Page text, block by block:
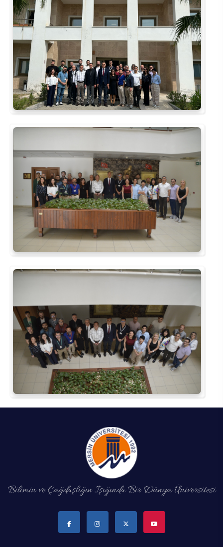
Bilimin ve Çağdaşlığın Işığında Bir Dünya Üniversitesi
Restorasyon ve Koruma Merkezi
Sürdürülebilir Çevre Uygulama ve Araştırma Merkezi
Sürekli Eğitim Uygulama ve Araştırma Merkezi
Turizm Uygulama ve Araştırma Merkezi
Uzaktan Eğitim Uygulama ve Araştırma Merkezi
Yörük Kültürü Uygulama ve Araştırma Merkezi